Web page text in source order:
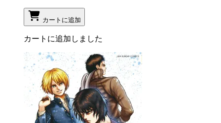
カートに追加
カートに追加しました